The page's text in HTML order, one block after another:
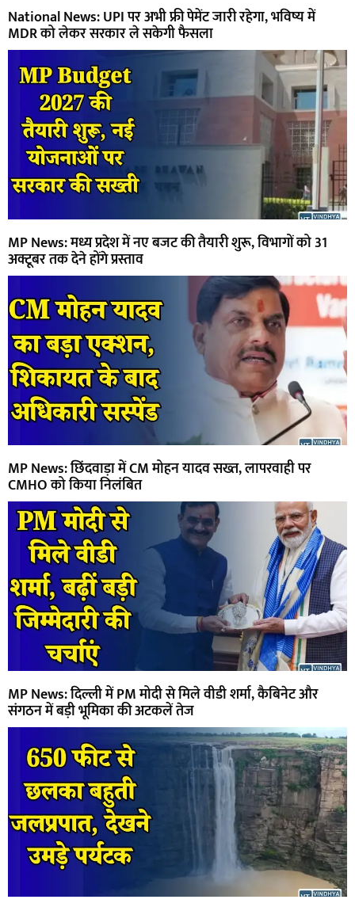
National News: UPI पर अभी फ्री पेमेंट जारी रहेगा, भविष्य में
MDR को लेकर सरकार ले सकेगी फैसला
MP News: मध्य प्रदेश में नए बजट की तैयारी शुरू, विभागों को 31
अक्टूबर तक देने होंगे प्रस्ताव
MP News: छिंदवाड़ा में CM मोहन यादव सख्त, लापरवाही पर
CMHO को किया निलंबित
MP News: दिल्ली में PM मोदी से मिले वीडी शर्मा, कैबिनेट और
संगठन में बड़ी भूमिका की अटकलें तेज